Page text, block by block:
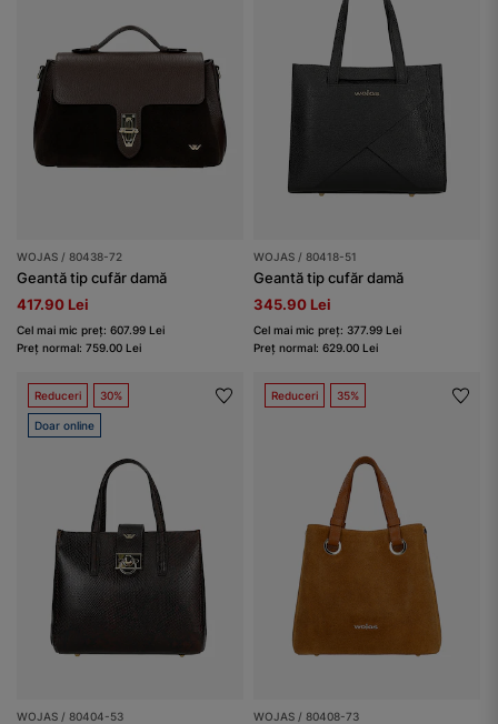
WOJAS / 80438-72
Geantă tip cufăr damă
417.90 Lei
Cel mai mic preț: 607.99 Lei
Preț normal: 759.00 Lei
WOJAS / 80418-51
Geantă tip cufăr damă
345.90 Lei
Cel mai mic preț: 377.99 Lei
Preț normal: 629.00 Lei
Reduceri 30%
Doar online
WOJAS / 80404-53
Reduceri 35%
WOJAS / 80408-73